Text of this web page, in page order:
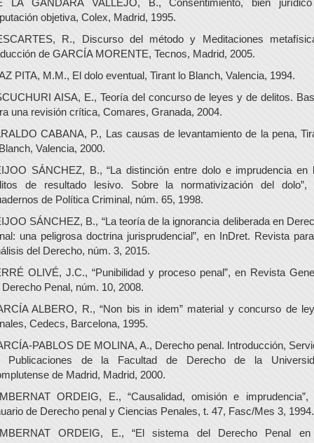
objetiva, Colex, Madrid, 1995.
R., Discurso del método y Meditaciones
de GARCÍA MORENTE, Tecnos, Madrid, 2005.
PITA, M.M., El dolo eventual, Tirant lo Blanch, Valencia, 1994.
AISA, E., Teoría del concurso de leyes y de delitos.
una revisión crítica, Comares, Granada, 2004.
CABANA, P., Las causas de levantamiento de la pena,
Valencia, 2000.
SÁNCHEZ, B., “La distinción entre dolo e imprudencia en
de resultado lesivo. Sobre la normativización del dolo”,
de Política Criminal, núm. 65, 1998.
SÁNCHEZ, B., “La teoría de la ignorancia deliberada en
una peligrosa doctrina jurisprudencial”, en InDret. Revista
del Derecho, núm. 3, 2015.
OLIVÉ, J.C., “Punibilidad y proceso penal”, en Revista
Derecho Penal, núm. 10, 2008.
ALBERO, R., “Non bis in idem” material y concurso de
Cedecs, Barcelona, 1995.
PABLOS DE MOLINA, A., Derecho penal. Introducción,
Publicaciones de la Facultad de Derecho de la
de Madrid, Madrid, 2000.
ORDEIG, E., “Causalidad, omisión e imprudencia”,
de Derecho penal y Ciencias Penales, t. 47, Fasc/Mes 3, 1994.
ORDEIG, E., “El sistema del Derecho Penal